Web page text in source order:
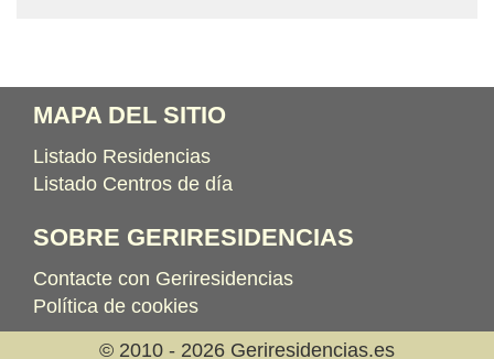
MAPA DEL SITIO
Listado Residencias
Listado Centros de día
SOBRE GERIRESIDENCIAS
Contacte con Geriresidencias
Política de cookies
© 2010 - 2026 Geriresidencias.es